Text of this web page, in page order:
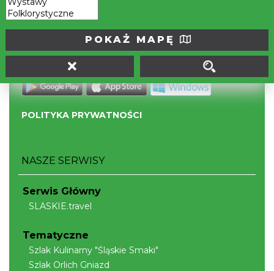
POKAŻ MAPĘ
Portal powstał w ramach projektu
Mobilne Śląskie
Darmowa aplikacjaSLASKIE.traveldostępna na
platformach
POLITYKA PRYWATNOŚCI
NASZE SERWISY
Serwis Główny
SLASKIE.travel
Tematyczne
Szlak Kulinarny "Śląskie Smaki"
Szlak Orlich Gniazd